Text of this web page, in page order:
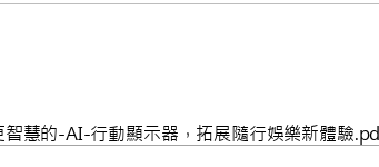
慧的-AI-行動顯示器，拓展隨行娛樂新體驗